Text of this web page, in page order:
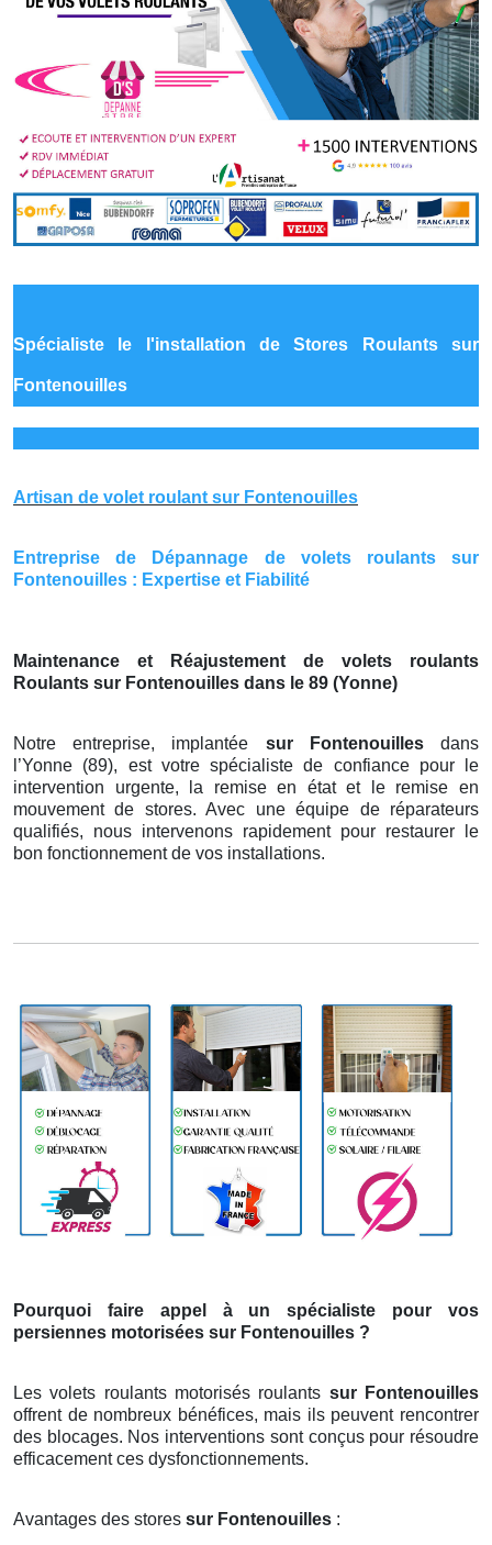
Spécialiste le l'installation de Stores Roulants sur
Fontenouilles
Artisan de volet roulant sur Fontenouilles
Entreprise de Dépannage de volets roulants sur
Fontenouilles : Expertise et Fiabilité
Maintenance et Réajustement de volets roulants
Roulants sur Fontenouilles dans le 89 (Yonne)
Notre entreprise, implantée sur Fontenouillesdans
l’Yonne (89), est votre spécialiste de confiance pour le
intervention urgente, la remise en état et le remise en
mouvement de stores. Avec une équipe de réparateurs
qualifiés, nous intervenons rapidement pour restaurer le
bon fonctionnement de vos installations.
Pourquoi faire appel à un spécialiste pour vos
persiennes motorisées sur Fontenouilles ?
Les volets roulants motorisés roulants sur Fontenouilles
offrent de nombreux bénéfices, mais ils peuvent rencontrer
des blocages. Nos interventions sont conçus pour résoudre
efficacement ces dysfonctionnements.
Avantages des stores sur Fontenouilles :